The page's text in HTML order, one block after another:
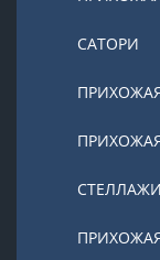
САТОРИ
ПРИХОЖАЯ